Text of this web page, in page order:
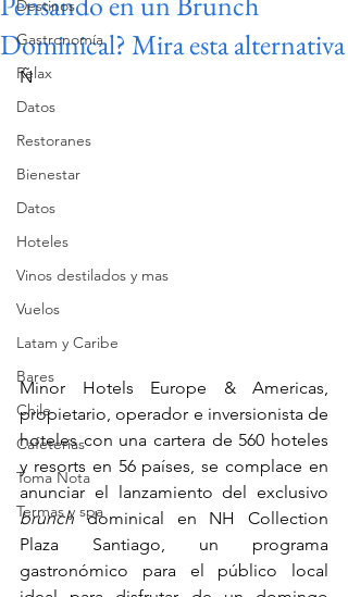
Destinos
Gastronomía
Relax
Datos
Restoranes
Bienestar
Datos
Hoteles
Vinos destilados y mas
Vuelos
Latam y Caribe
Bares
Chile
Cafeterias
Toma Nota
Termas y spa
Dominical? Mira esta alternativa
Ñ
Minor Hotels Europe & Americas,
propietario, operador e inversionista de
hoteles con una cartera de 560 hoteles
y resorts en 56 países, se complace en
brunch dominical en NH Collection
Plaza Santiago, un programa
gastronómico para el público local